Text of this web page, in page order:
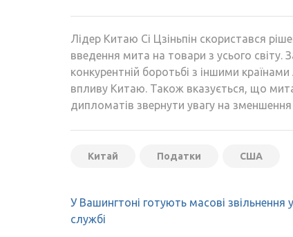
Лідер Китаю Сі Цзіньпін скористався
введення мита на товари з усього
конкурентній боротьбі з іншими
впливу Китаю. Також вказується, що
дипломатів звернути увагу на
Китай Податки США
Навігація
записів
У Вашингтоні готують масові звільнення
службі